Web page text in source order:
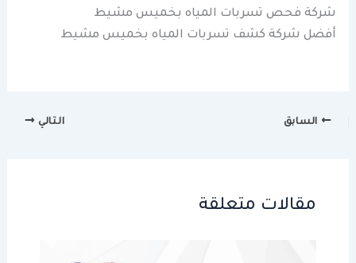
شركة فحص تسربات المياه بخميس مشيط
أفضل شركة كشف تسربات المياه بخميس مشيط
السابق التالي
مقالات متعلقة